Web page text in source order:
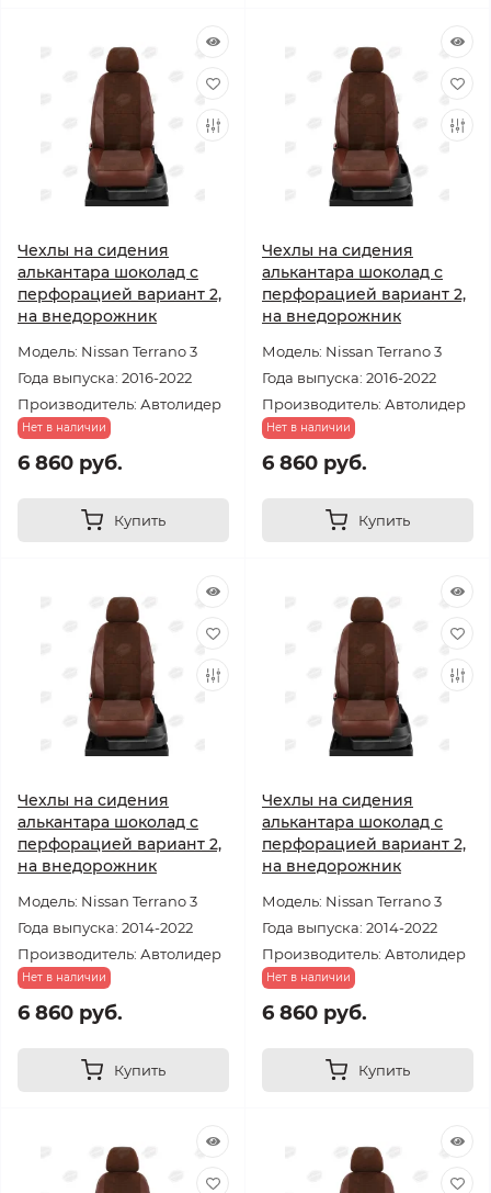
Чехлы на сидения
алькантара шоколад с
перфорацией вариант 2,
на внедорожник
Модель: Nissan Terrano 3
Года выпуска: 2016-2022
Производитель: Автолидер
Нет в наличии
6 860 руб.
Купить
Чехлы на сидения
алькантара шоколад с
перфорацией вариант 2,
на внедорожник
Модель: Nissan Terrano 3
Года выпуска: 2016-2022
Производитель: Автолидер
Нет в наличии
6 860 руб.
Купить
Чехлы на сидения
алькантара шоколад с
перфорацией вариант 2,
на внедорожник
Модель: Nissan Terrano 3
Года выпуска: 2014-2022
Производитель: Автолидер
Нет в наличии
6 860 руб.
Купить
Чехлы на сидения
алькантара шоколад с
перфорацией вариант 2,
на внедорожник
Модель: Nissan Terrano 3
Года выпуска: 2014-2022
Производитель: Автолидер
Нет в наличии
6 860 руб.
Купить